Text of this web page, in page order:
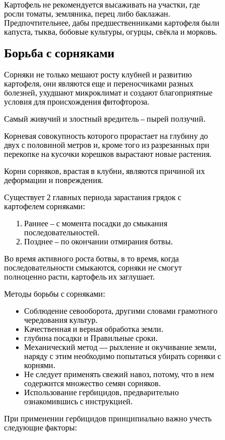
Картофель не рекомендуется высаживать на участки, где
росли томаты, земляника, перец либо баклажан.
Предпочтительнее, дабы предшественниками картофеля были
капуста, тыква, бобовые культуры, огурцы, свёкла и морковь.
Борьба с сорняками
Сорняки не только мешают росту клубней и развитию
картофеля, они являются еще и переносчиками разных
болезней, ухудшают микроклимат и создают благоприятные
условия для происхождения фитофтороза.
Самый живучий и злостный вредитель – пырей ползучий.
Корневая совокупность которого прорастает на глубину до
двух с половиной метров и, кроме того из разрезанных при
перекопке на кусочки корешков вырастают новые растения.
Корни сорняков, врастая в клубни, являются причиной их
деформации и повреждения.
Существует 2 главных периода зарастания грядок с
картофелем сорняками:
Раннее – с момента посадки до смыкания
последовательностей.
Позднее – по окончании отмирания ботвы.
Во время активного роста ботвы, в то время, когда
последовательности смыкаются, сорняки не смогут
полноценно расти, картофель их заглушает.
Методы борьбы с сорняками:
Соблюдение севооборота, другими словами грамотного
чередования культур.
Качественная и верная обработка земли.
глубина посадки и Правильные сроки.
Механический метод — рыхление и окучивание земли,
наряду с этим необходимо попытаться убирать сорняки с
корнями.
Не следует применять свежий навоз, потому, что в нем
содержится множество семян сорняков.
Использование гербицидов, предварительно
ознакомившись с инструкцией.
При применении гербицидов принципиально важно учесть
следующие факторы: